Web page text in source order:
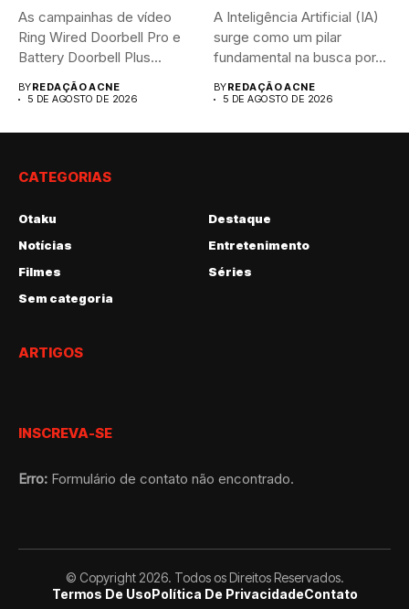
As campainhas de vídeo
Ring Wired Doorbell Pro e
Battery Doorbell Plus...
BYREDAÇÃO ACNE
5 DE AGOSTO DE 2026
A Inteligência Artificial (IA)
surge como um pilar
fundamental na busca por...
BYREDAÇÃO ACNE
5 DE AGOSTO DE 2026
CATEGORIAS
Otaku
Destaque
Notícias
Entretenimento
Filmes
Séries
Sem categoria
ARTIGOS
INSCREVA-SE
Erro: Formulário de contato não encontrado.
© Copyright 2026. Todos os Direitos Reservados.
Termos De UsoPolítica De PrivacidadeContato